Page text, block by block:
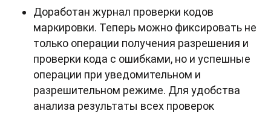
Доработан журнал проверки кодов
маркировки. Теперь можно фиксировать не
только операции получения разрешения и
проверки кода с ошибками, но и успешные
операции при уведомительном и
разрешительном режиме. Для удобства
анализа результаты всех проверок